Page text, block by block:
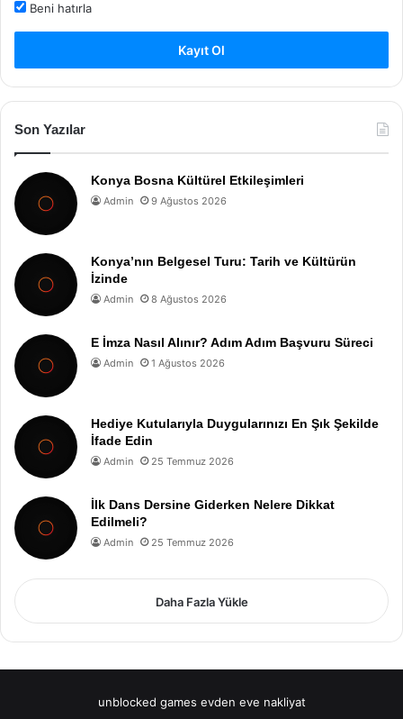
Beni hatırla
Kayıt Ol
Son Yazılar
Konya Bosna Kültürel Etkileşimleri
Admin 9 Ağustos 2026
Konya’nın Belgesel Turu: Tarih ve Kültürün
İzinde
Admin 8 Ağustos 2026
E İmza Nasıl Alınır? Adım Adım Başvuru Süreci
Admin 1 Ağustos 2026
Hediye Kutularıyla Duygularınızı En Şık Şekilde
İfade Edin
Admin 25 Temmuz 2026
İlk Dans Dersine Giderken Nelere Dikkat
Edilmeli?
Admin 25 Temmuz 2026
Daha Fazla Yükle
unblocked games evden eve nakliyat